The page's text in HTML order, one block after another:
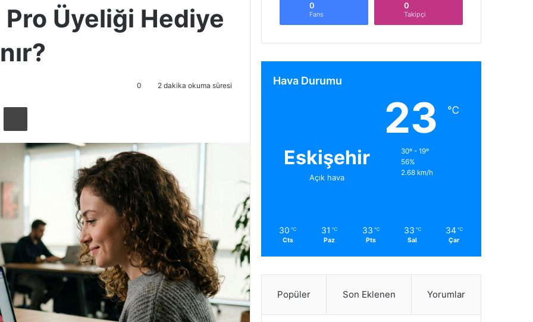
Üyeliği Hediye
0 2 dakika okuma süresi
0
Fans
0
Takipçi
Hava Durumu
Eskişehir
Açık hava
23 ℃
30º - 19º
56%
2.68 km/h
30 ℃
Cts
31 ℃
Paz
33 ℃
Pts
33 ℃
Sal
34 ℃
Çar
Popüler Son Eklenen Yorumlar